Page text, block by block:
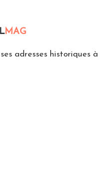
MAG
adresses historiques à